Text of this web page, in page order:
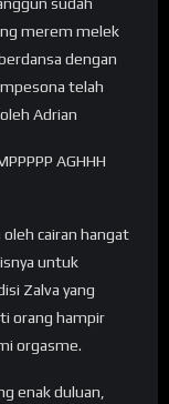
merem melek
dengan
telah
Adrian
AGHHH
cairan hangat
untuk
Zalva yang
orang hampir
orgasme.
enak duluan,